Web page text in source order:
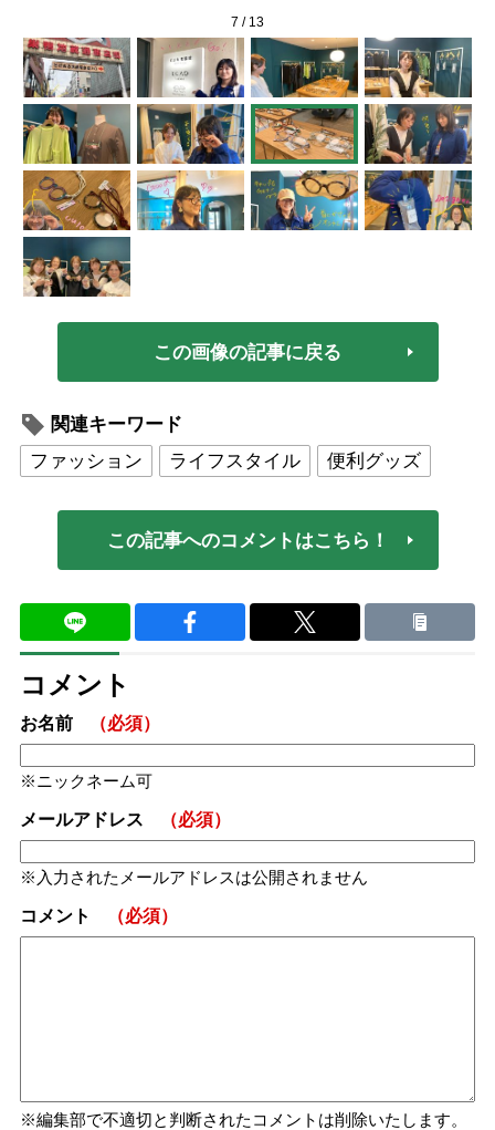
7 / 13
この画像の記事に戻る
関連キーワード
ファッション
ライフスタイル 便利グッズ
この記事へのコメントはこちら！
コメント
お名前 （必須）
ニックネーム可
メールアドレス （必須）
入力されたメールアドレスは公開されません
コメント （必須）
編集部で不適切と判断されたコメントは削除いたします。